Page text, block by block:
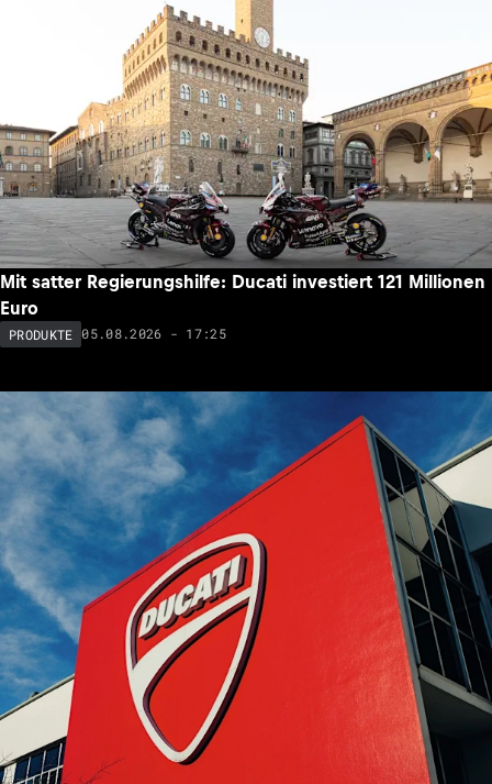
Mit satter Regierungshilfe: Ducati investiert 121 Millionen
Euro
PRODUKTE 05.08.2026 - 17:25